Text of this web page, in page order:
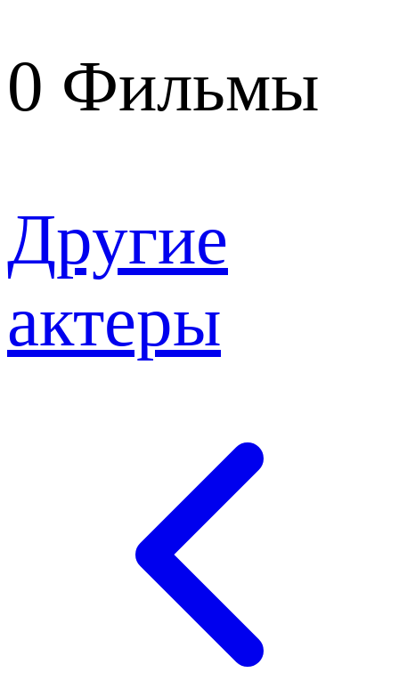
0 Фильмы
Другие
актеры